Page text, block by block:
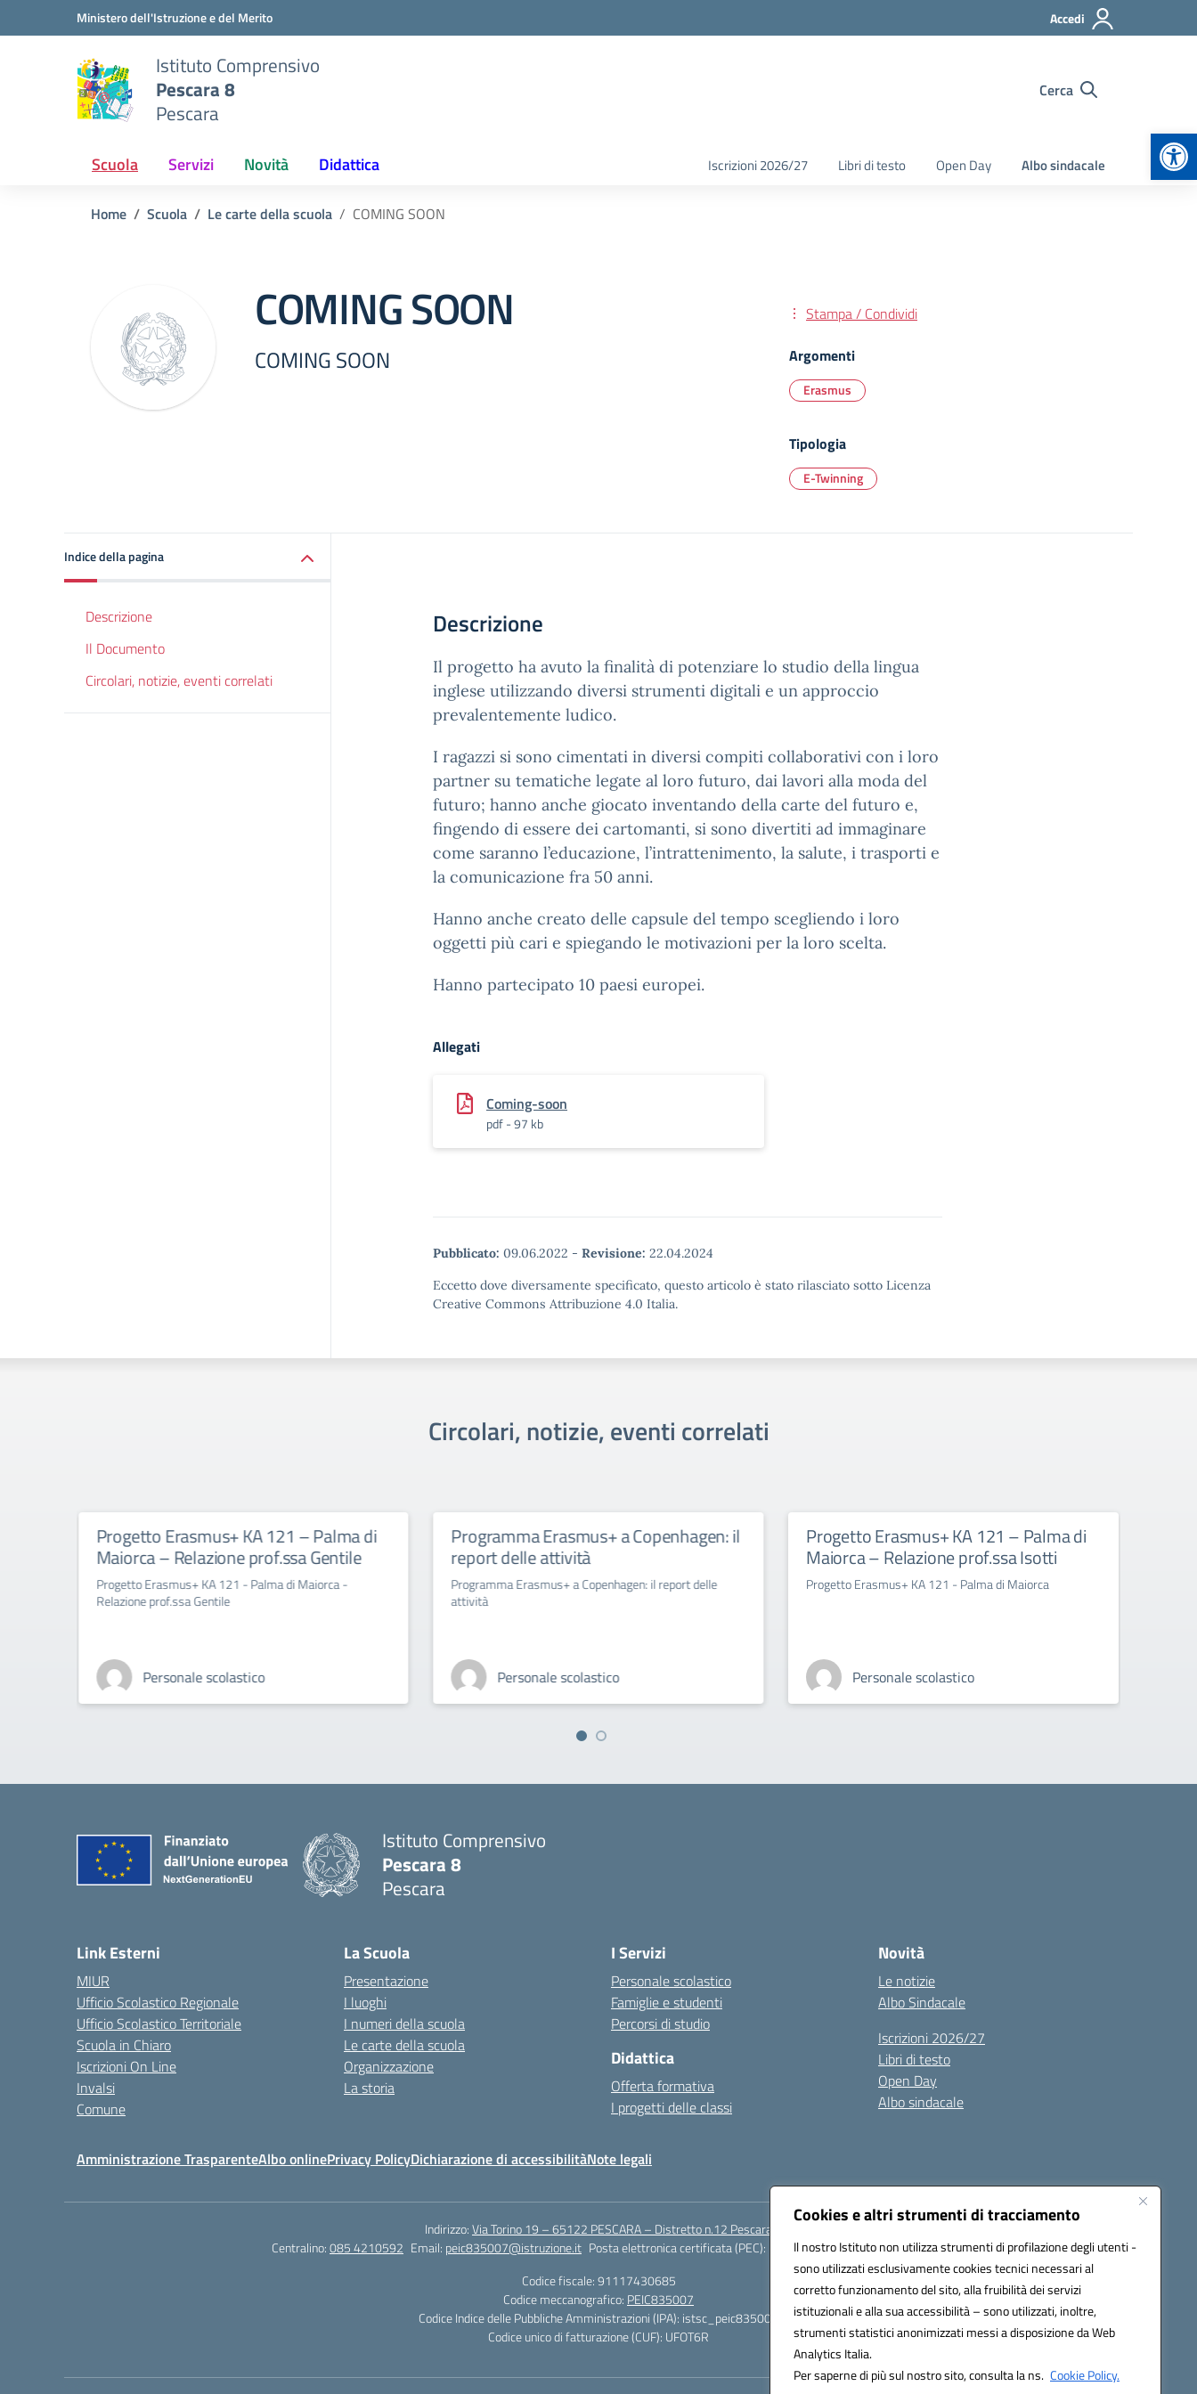
Cookies e altri strumenti di tracciamento
Il nostro Istituto non utilizza strumenti di profilazione degli utenti -
sono utilizzati esclusivamente cookies tecnici necessari al
corretto funzionamento del sito, alla fruibilità dei servizi
istituzionali e alla sua accessibilità – sono utilizzati, inoltre,
strumenti statistici anonimizzati messi a disposizione da Web
Analytics Italia.
Per saperne di più sul nostro sito, consulta la ns. Cookie Policy.
Vai ai contenuti
Vai al menu di navigazioneMinistero dell'Istruzione e del Merito Accedi
Istituto Comprensivo
Pescara 8
Pescara
Cerca
Scuola Servizi Novità Didattica Iscrizioni 2026/27 Libri di testo Open Day Albo sindacale
Home Scuola Le carte della scuola COMING SOON
COMING SOON
COMING SOON
Stampa / Condividi
Argomenti
Erasmus
Tipologia
E-Twinning
Indice della pagina
Descrizione
Il Documento
Circolari, notizie, eventi correlati
Descrizione
Il progetto ha avuto la finalità di potenziare lo studio della lingua
inglese utilizzando diversi strumenti digitali e un approccio
prevalentemente ludico.
I ragazzi si sono cimentati in diversi compiti collaborativi con i loro
partner su tematiche legate al loro futuro, dai lavori alla moda del
futuro; hanno anche giocato inventando della carte del futuro e,
fingendo di essere dei cartomanti, si sono divertiti ad immaginare
come saranno l’educazione, l’intrattenimento, la salute, i trasporti e
la comunicazione fra 50 anni.
Hanno anche creato delle capsule del tempo scegliendo i loro
oggetti più cari e spiegando le motivazioni per la loro scelta.
Hanno partecipato 10 paesi europei.
Allegati
Coming-soon
pdf - 97 kb
Pubblicato: 09.06.2022 - Revisione: 22.04.2024
Eccetto dove diversamente specificato, questo articolo è stato rilasciato sotto Licenza
Creative Commons Attribuzione 4.0 Italia.
Circolari, notizie, eventi correlati
Progetto Erasmus+ KA 121 – Palma di
Maiorca – Relazione prof.ssa Gentile
Progetto Erasmus+ KA 121 - Palma di Maiorca -
Relazione prof.ssa Gentile
Personale scolastico
Programma Erasmus+ a Copenhagen: il
report delle attività
Programma Erasmus+ a Copenhagen: il report delle
attività
Personale scolastico
Progetto Erasmus+ KA 121 – Palma di
Maiorca – Relazione prof.ssa Isotti
Progetto Erasmus+ KA 121 - Palma di Maiorca
Personale scolastico
Istituto Comprensivo
Pescara 8
Pescara
Link Esterni
MIUR
Ufficio Scolastico Regionale
Ufficio Scolastico Territoriale
Scuola in Chiaro
Iscrizioni On Line
Invalsi
Comune
La Scuola
Presentazione
I luoghi
I numeri della scuola
Le carte della scuola
Organizzazione
La storia
I Servizi
Personale scolastico
Famiglie e studenti
Percorsi di studio
Didattica
Offerta formativa
I progetti delle classi
Novità
Le notizie
Albo Sindacale
Iscrizioni 2026/27
Libri di testo
Open Day
Albo sindacale
Amministrazione TrasparenteAlbo onlinePrivacy PolicyDichiarazione di accessibilitàNote legali
Indirizzo:Via Torino 19 – 65122 PESCARA – Distretto n.12 Pescara
Centralino:085 4210592 Email: peic835007@istruzione.it Posta elettronica certificata (PEC):
peic835007@pec.istruzione.it
Codice fiscale: 91117430685
Codice meccanografico: PEIC835007
Codice Indice delle Pubbliche Amministrazioni (IPA): istsc_peic835007
Codice unico di fatturazione (CUF): UFOT6R